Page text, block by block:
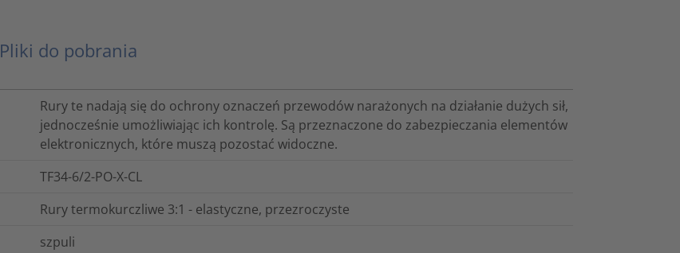
Pliki do pobrania
Rury te nadają się do ochrony oznaczeń przewodów narażonych na działanie dużych sił,
jednocześnie umożliwiając ich kontrolę. Są przeznaczone do zabezpieczania elementów
elektronicznych, które muszą pozostać widoczne.
TF34-6/2-PO-X-CL
Rury termokurczliwe 3:1 - elastyczne, przezroczyste
szpuli